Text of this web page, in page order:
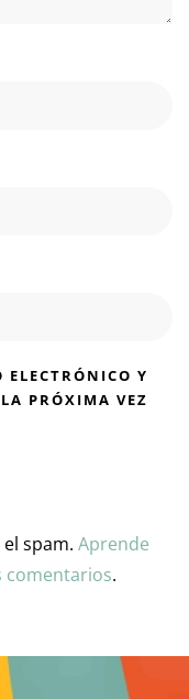
Y
PRÓXIMA VEZ
spam. Aprende
comentarios.